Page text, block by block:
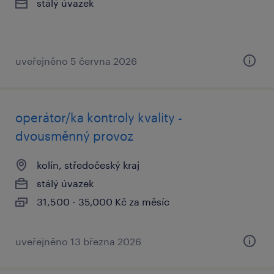
stálý úvazek
uveřejněno 5 června 2026
operátor/ka kontroly kvality -
dvousměnný provoz
kolín, středočeský kraj
stálý úvazek
31,500 - 35,000 Kč za měsíc
uveřejněno 13 března 2026